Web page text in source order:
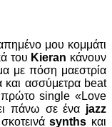
μου κομμάτι
του Kieran κάνουν
με πόση μαεστρία
και ασσύμετρα beat
πρώτο single «Love
πάνω σε ένα jazz
synths και